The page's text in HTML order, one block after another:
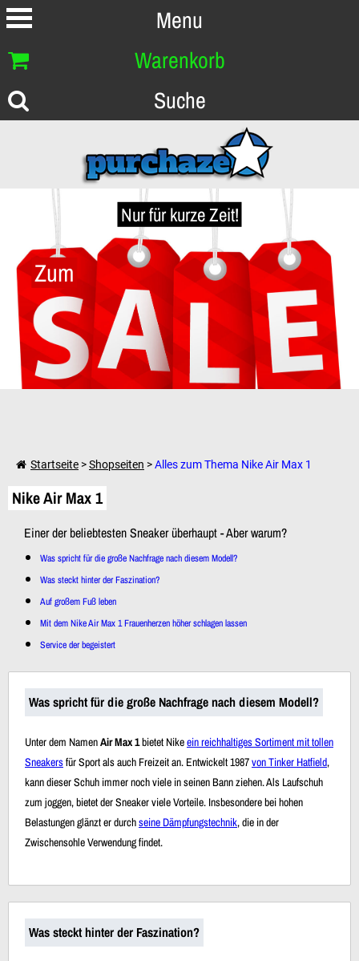
Menu
Warenkorb
Suche
Nur für kurze Zeit!
Zum
Dein Warenkorb ist leer!
Startseite >Shopseiten >Alles zum Thema Nike Air Max 1
Nike Air Max 1
Einer der beliebtesten Sneaker überhaupt - Aber warum?
Was spricht für die große Nachfrage nach diesem Modell?
Was steckt hinter der Faszination?
Auf großem Fuß leben
Mit dem Nike Air Max 1 Frauenherzen höher schlagen lassen
Service der begeistert
Was spricht für die große Nachfrage nach diesem Modell?
Unter dem NamenAir Max 1bietet Nikeein reichhaltiges Sortiment mit tollen
Sneakersfür Sport als auch Freizeit an. Entwickelt 1987von Tinker Hatfield,
kann dieser Schuh immer noch viele in seinen Bann ziehen. Als Laufschuh
zum joggen, bietet der Sneaker viele Vorteile. Insbesondere bei hohen
Belastungen glänzt er durchseine Dämpfungstechnik, die in der
Zwischensohle Verwendung findet.
Was steckt hinter der Faszination?